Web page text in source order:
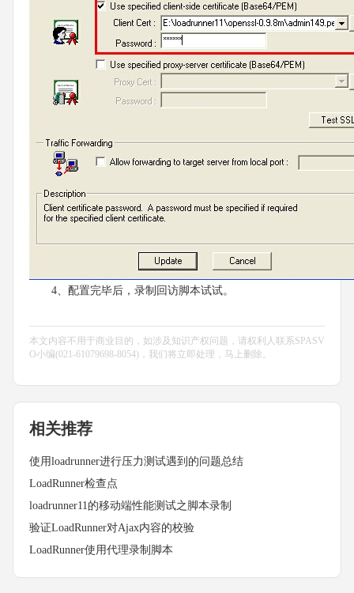
4、配置完毕后，录制回访脚本试试。
本文内容不用于商业目的，如涉及知识产权问题，请权利人联系SPASV
O小编(021-61079698-8054)，我们将立即处理，马上删除。
相关推荐
使用loadrunner进行压力测试遇到的问题总结
LoadRunner检查点
loadrunner11的移动端性能测试之脚本录制
验证LoadRunner对Ajax内容的校验
LoadRunner使用代理录制脚本